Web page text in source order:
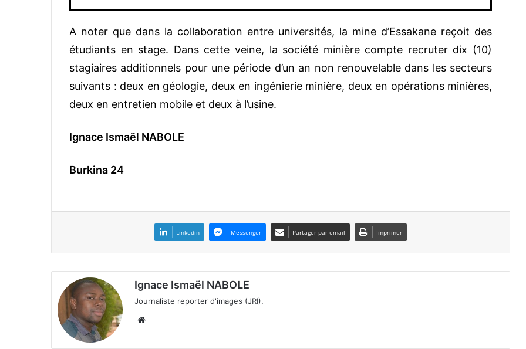
A noter que dans la collaboration entre universités, la mine d’Essakane reçoit des
étudiants en stage. Dans cette veine, la société minière compte recruter dix (10)
stagiaires additionnels pour une période d’un an non renouvelable dans les secteurs
suivants : deux en géologie, deux en ingénierie minière, deux en opérations minières,
deux en entretien mobile et deux à l’usine.
Ignace Ismaël NABOLE
Burkina 24
Linkedin Messenger Partager par email Imprimer
Ignace Ismaël NABOLE
Journaliste reporter d'images (JRI).